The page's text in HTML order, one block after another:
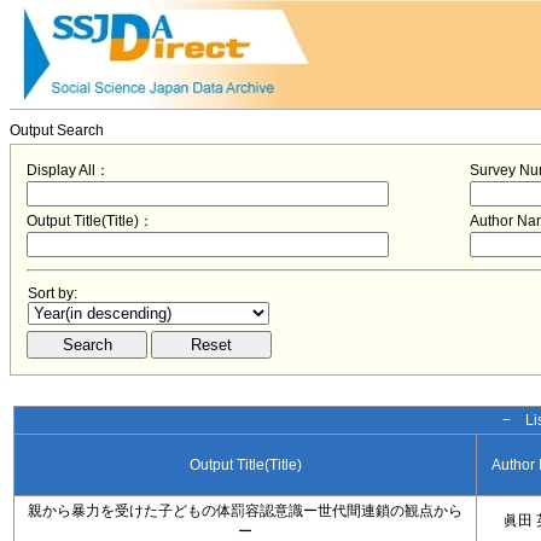
Output Search
Display All： Survey
Output Title(Title)： Author
Sort by:
−
Output Title(Title) Author
親から暴力を受けた子どもの体罰容認意識ー世代間連鎖の観点から
ー
眞田